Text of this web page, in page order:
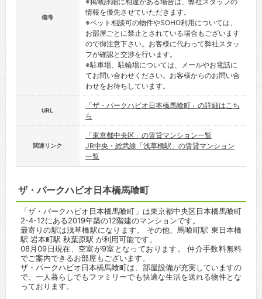
備考
情報を優先させていただきます。
※ペット相談可の物件やSOHO利用については、
お部屋ごとに禁止とされている場合もございます
ので御注意下さい。お客様に代わって弊社スタッ
フが確認と交渉を行います。
※駐車場、駐輪場については、メールやお電話に
てお問い合わせください。お客様からのお問い合
わせをお待ちしています。
URL
「ザ・パークハビオ日本橋馬喰町」の詳細はこち
ら
関連リンク
「東京都中央区」の賃貸マンション一覧
JR中央・総武線「浅草橋駅」の賃貸マンション
一覧
ザ・パークハビオ日本橋馬喰町
「ザ・パークハビオ日本橋馬喰町」は東京都中央区日本橋馬喰町
2-4-12にある2019年築の12階建のマンションです。
最寄りの駅は浅草橋駅になります。 その他、馬喰町駅 東日本橋
駅 岩本町駅 秋葉原駅 が利用可能です。
08月09日現在、空室が9室となっております。 仲介手数料無料
でご案内できるお部屋もございます。
ザ・パークハビオ日本橋馬喰町は、部屋設備が充実していますの
で、一人暮らしでもファミリーでも快適な生活を送れる物件とな
っております。